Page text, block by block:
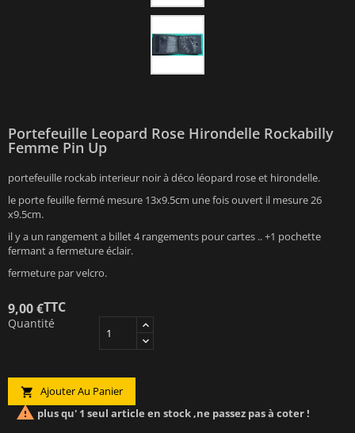
Portefeuille Leopard Rose Hirondelle Rockabilly
Femme Pin Up
portefeuille rockab interieur noir à déco léopard rose et hirondelle.
le porte feuille fermé mesure 13x9.5cm une fois ouvert il mesure 26
x9.5cm.
il y a un rangement a billet 4 rangements pour cartes .. +1 pochette
fermant a fermeture éclair.
fermeture par velcro.
9,00 €TTC
Quantité
 Ajouter Au Panier
 plus qu' 1 seul article en stock ,ne passez pas à coter !